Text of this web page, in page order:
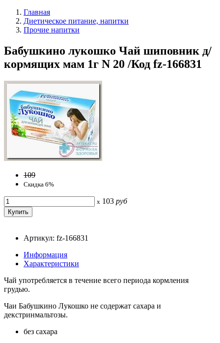
Главная
Диетическое питание, напитки
Прочие напитки
Бабушкино лукошко Чай шиповник д/
кормящих мам 1г N 20 /Код fz-166831
109
Скидка 6%
x 103 руб
Артикул: fz-166831
Информация
Характеристики
Чай употребляется в течение всего периода кормления
грудью.
Чаи Бабушкино Лукошко не содержат сахара и
декстринмальтозы.
без сахара